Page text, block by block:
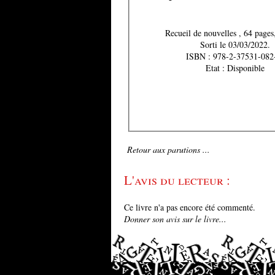
Recueil de
Sorti le 03/03/2022.
ISBN : 978-2-37531-
Etat : Disponible
Retour aux parutions ...
L'avis du lecteur :
Ce livre n'a pas encore été commenté.
Donner son avis sur le livre...